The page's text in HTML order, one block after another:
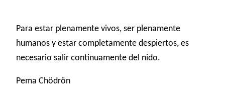
Para estar plenamente vivos, ser plenamente
humanos y estar completamente despiertos, es
necesario salir continuamente del nido.
Pema Chödrön